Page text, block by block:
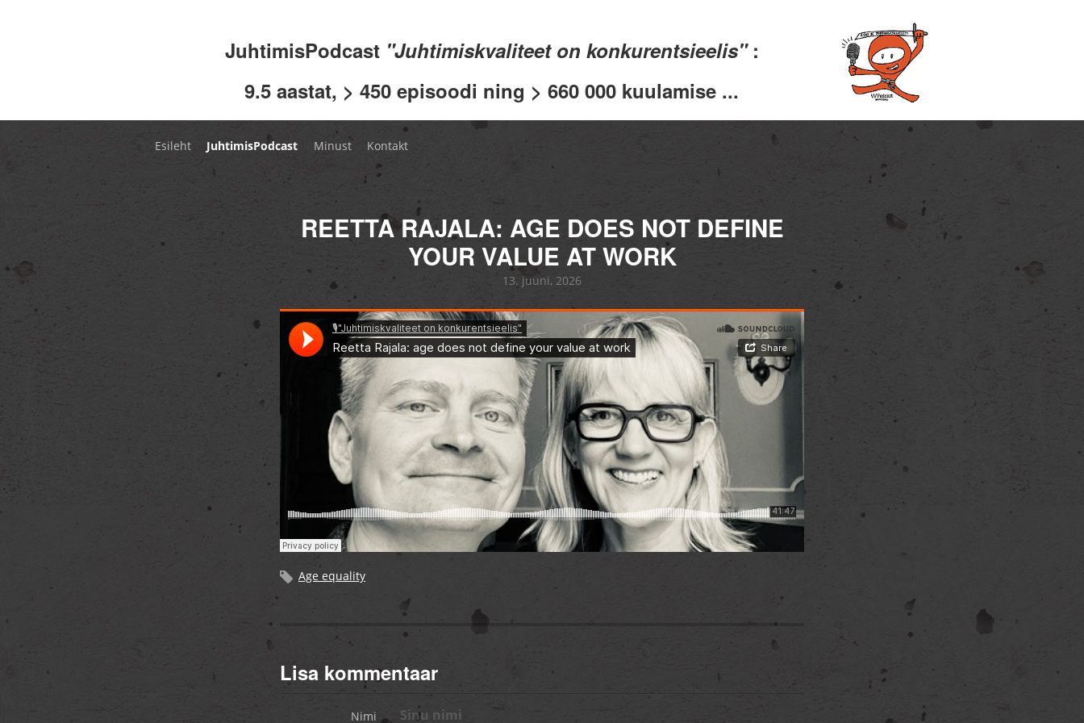
JuhtimisPodcast "Juhtimiskvaliteet on konkurentsieelis" :
9.5 aastat, > 450 episoodi ning > 660 000 kuulamise ...
Esileht JuhtimisPodcast Minust Kontakt
REETTA RAJALA: AGE DOES NOT DEFINE
YOUR VALUE AT WORK
13. juuni, 2026
Age equality
Lisa kommentaar
Nimi